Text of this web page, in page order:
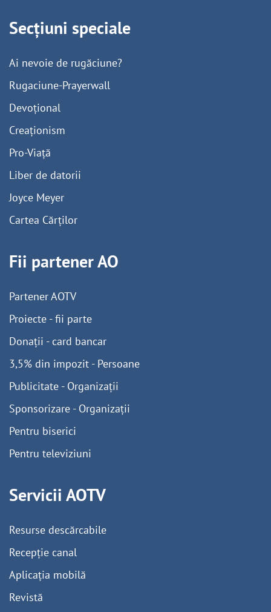
Secțiuni speciale
Ai nevoie de rugăciune?
Rugaciune-Prayerwall
Devoțional
Creaționism
Pro-Viață
Liber de datorii
Joyce Meyer
Cartea Cărților
Fii partener AO
Partener AOTV
Proiecte - fii parte
Donații - card bancar
3,5% din impozit - Persoane
Publicitate - Organizații
Sponsorizare - Organizații
Pentru biserici
Pentru televiziuni
Servicii AOTV
Resurse descărcabile
Recepție canal
Aplicația mobilă
Revistă